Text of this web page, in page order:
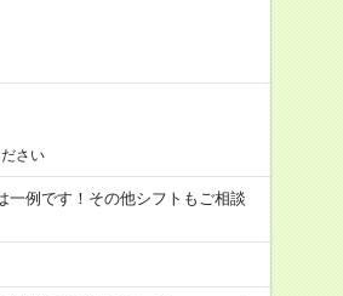
さい
一例です！その他シフトもご相談